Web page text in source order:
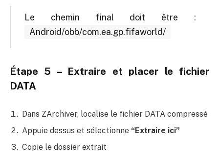
Le chemin final doit être :
Android/obb/com.ea.gp.fifaworld/
Étape 5 – Extraire et placer le fichier
DATA
Dans ZArchiver, localise le fichier DATA compressé
Appuie dessus et sélectionne “Extraire ici”
Copie le dossier extrait